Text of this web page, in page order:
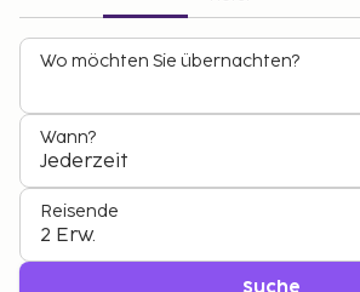
Wo möchten Sie übernachten?
Wann?
Jederzeit
Reisende
2 Erw.
Suche